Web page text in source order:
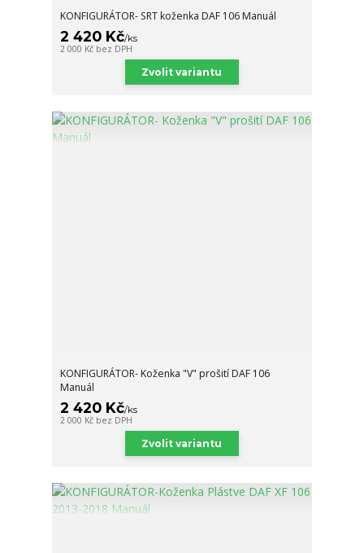
KONFIGURÁTOR- SRT koženka DAF 106 Manuál
2 420 Kč/ks
2 000 Kč bez DPH
Zvolit variantu
KONFIGURÁTOR- Koženka "V" prošití DAF 106
Manuál
2 420 Kč/ks
2 000 Kč bez DPH
Zvolit variantu